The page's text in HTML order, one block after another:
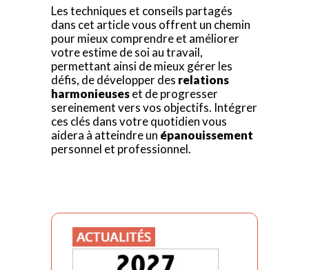
Les techniques et conseils partagés
dans cet article vous offrent un chemin
pour mieux comprendre et améliorer
votre estime de soi au travail,
permettant ainsi de mieux gérer les
défis, de développer des relations
harmonieuseset de progresser
sereinement vers vos objectifs. Intégrer
ces clés dans votre quotidien vous
aidera à atteindre un épanouissement
personnel et professionnel.